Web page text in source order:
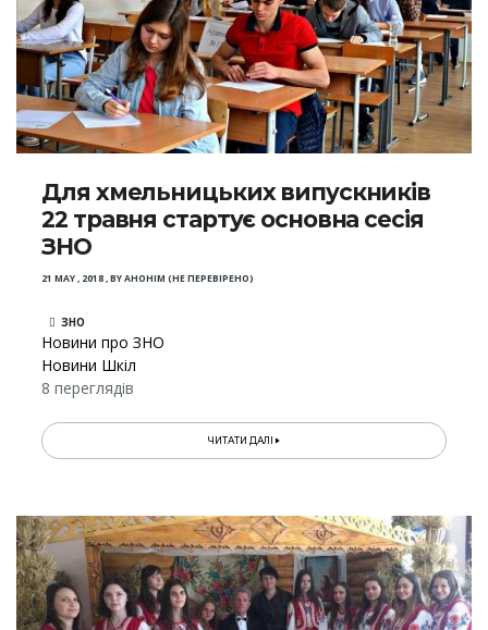
Для хмельницьких випускників
22 травня стартує основна сесія
ЗНО
21 MAY , 2018,BYАНОНІМ (НЕ ПЕРЕВІРЕНО)
ЗНО
Новини про ЗНО
Новини Шкіл
8 переглядів
ЧИТАТИ ДАЛІ